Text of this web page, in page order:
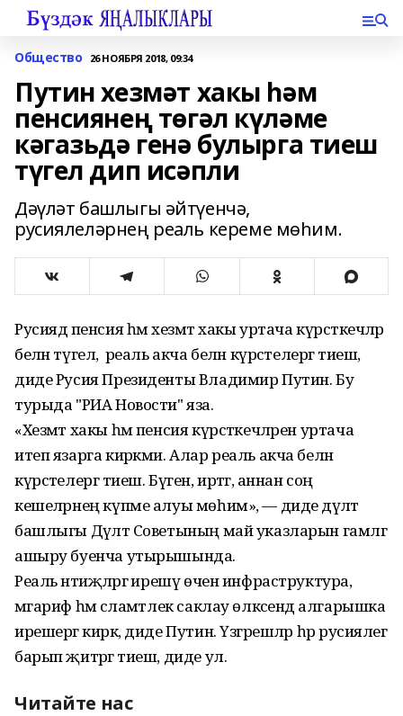
Общество 26 НОЯБРЯ 2018, 09:34
Путин хезмәт хакы һәм
пенсиянең төгәл күләме
кәгазьдә генә булырга тиеш
түгел дип исәпли
Дәүләт башлыгы әйтүенчә,
русиялеләрнең реаль кереме мөһим.
Русиядә пенсия һәм хезмәт хакы уртача күрсәткечләр
белән түгел, ә реаль акча белән күрсәтелергә тиеш,
диде Русия Президенты Владимир Путин. Бу
турыда "РИА Новости" яза.
«Хезмәт хакы һәм пенсия күрсәткечләрен уртача
итеп язарга кирәкми. Алар реаль акча белән
күрсәтелергә тиеш. Бүген, иртәгә, аннан соң
кешеләрнең күпме алуы мөһим», — диде дәүләт
башлыгы Дәүләт Советының май указларын гамәлгә
ашыру буенча утырышында.
Реаль нәтиҗәләргә ирешү өчен инфраструктура,
мәгариф һәм сәламәтлек саклау өлкәсендә алгарышка
ирешергә кирәк, диде Путин. Үзгәрешләр һәр русиялегә
барып җитәргә тиеш, диде ул.
Читайте нас